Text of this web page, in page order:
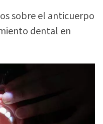
sobre el anticuerpo
dental en